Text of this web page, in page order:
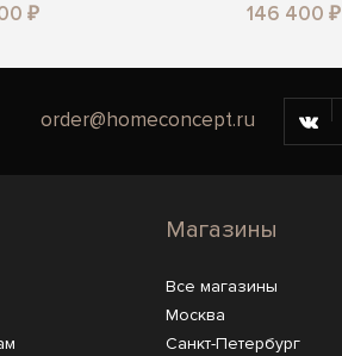
₽ 146 400 ₽
order@homeconcept.ru
Магазины
Все магазины
Москва
Санкт-Петербург